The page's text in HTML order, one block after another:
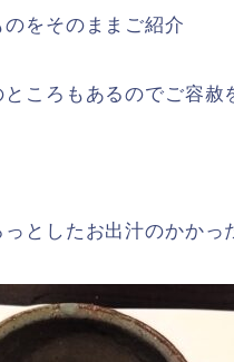
のをそのままご紹介
ところもあるのでご容赦
としたお出汁のかかっ